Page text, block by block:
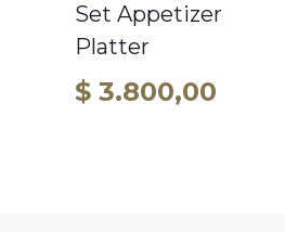
Set Appetizer
Platter
$ 3.800,00